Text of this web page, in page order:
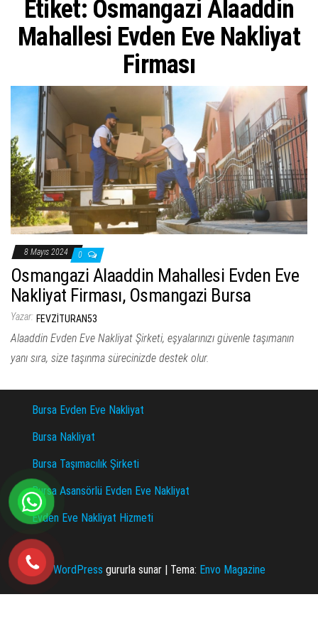
t
i
Etiket: Osmangazi Alaaddin
Mahallesi Evden Eve Nakliyat
Firması
8 Mayıs 2024 0
Osmangazi Alaaddin Mahallesi Evden Eve
Nakliyat Firması, Osmangazi Bursa
Yazar: FEVZITURAN53
Alaaddin Evden Eve Nakliyat Şirketi, eşyalarınızı güvenle taşımanın
yanı sıra, size taşınma sürecinizde destek olur.
Bursa Evden Eve Nakliyat
Bursa Nakliyat
Bursa Taşımacılık Şirketi
Bursa Asansörlü Evden Eve Nakliyat
Evden Eve Nakliyat Hizmeti
WordPress gururla sunar | Tema: Envo Magazine